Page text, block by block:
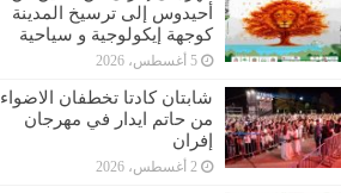
أحيدوس إلى ترسيخ المدينة
كوجهة إيكولوجية و سياحية
5 أغسطس، 2026
شابتان كادتا تخطفان الاضواء
من حاتم ايدار في مهرجان
إفران
2 أغسطس، 2026